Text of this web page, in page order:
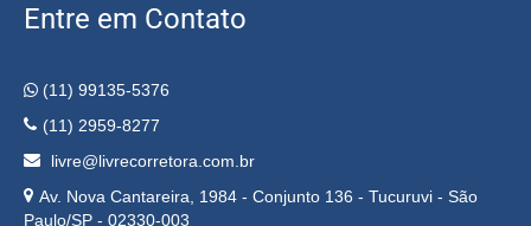
Entre em Contato
(11) 99135-5376
(11) 2959-8277
livre@livrecorretora.com.br
Av. Nova Cantareira, 1984 - Conjunto 136 - Tucuruvi - São
Paulo/SP - 02330-003